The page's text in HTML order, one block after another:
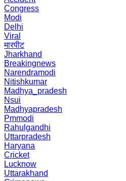
Congress
Modi
Delhi
Viral
मारपीट
Jharkhand
Breakingnews
Narendramodi
Nitishkumar
Madhya_pradesh
Nsui
Madhyapradesh
Pmmodi
Rahulgandhi
Uttarpradesh
Haryana
Cricket
Lucknow
Uttarakhand